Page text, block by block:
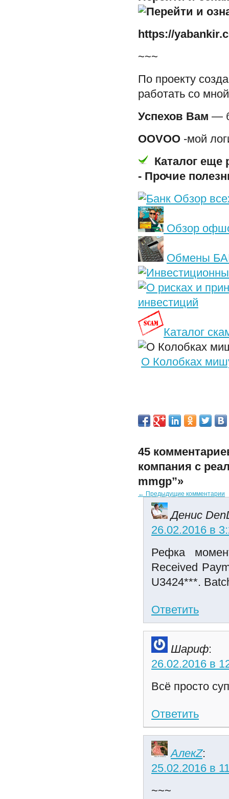
https://
~~~
По проекту
работать со
Успехов Вам —
OOVOO -мой
Каталог еще
- Прочие
Обзор
Обзор
Обмены
инвестиций
Каталог
О Колобках
45
компания с
mmgp”»
← Предыдущие комментарии
Денис
26.02.2016 в
Рефка
Received
U3424***.
Ответить
Шариф:
26.02.2016 в
Всё просто
Ответить
АлекZ:
25.02.2016 в
~~~